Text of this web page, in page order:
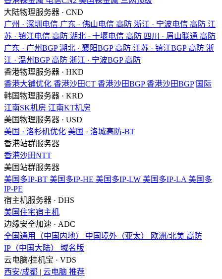
大陆物理服务器 · CND
广州 · 深圳电信 广东 · 佛山电信 高防 浙江 · 宁波电信 高防 江
苏 · 镇江电信 高防 湖北 · 十堰电信 高防 四川 · 眉山联通 高防
广东 · 广州BGP 湖北 · 襄阳BGP 高防 江苏 · 镇江BGP 高防 浙
江 · 温州BGP 高防 浙江 · 宁波BGP 高防
香港物理服务器 · HKD
香港大铺优化 香港沙田CT 香港沙田BGP 香港沙田BGP|国际
韩国物理服务器 · KRD
江南SK机房 江南KT机房
美国物理服务器 · USD
美国 · 洛杉矶优化 美国 · 洛城高防-BT
香港站群服务器
香港沙田NTT
美国站群服务器
美国多IP-BT 美国多IP-HE 美国多IP-LW 美国多IP-LA 美国多
IP-PE
宿主机服务器 · DHS
美国住宅宿主机
边缘安全加速 · ADC
全国通用（中国内地）
中国境外（亚太） 欧洲/北美 高防
IP（中国大陆）
域名版
云电脑/挂机宝 · VDS
西安/成都 | 云电脑 推荐